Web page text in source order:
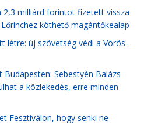
2,3 milliárd forintot fizetett vissza
köthető magántőkealap
létre: új szövetség védi a Vörös-
Sebestyén Balázs
a közlekedés, erre minden
Fesztiválon, hogy senki ne